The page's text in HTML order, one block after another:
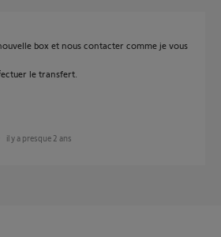
box et nous contacter comme je vous
le transfert.
il y a presque 2 ans